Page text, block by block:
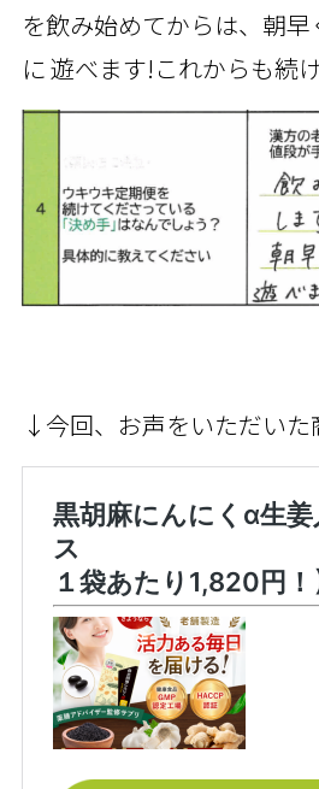
を飲み始めてからは、朝
に 遊べます!これからも続
↓今回、お声をいただいた